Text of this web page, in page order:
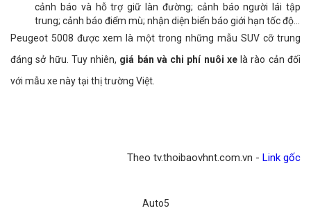
cảnh báo và hỗ trợ giữ làn đường; cảnh báo người lái tập
trung; cảnh báo điểm mù; nhận diện biển báo giới hạn tốc độ...
Peugeot 5008 được xem là một trong những mẫu SUV cỡ trung
đáng sở hữu. Tuy nhiên, giá bán và chi phí nuôi xelà rào cản đối
với mẫu xe này tại thị trường Việt.
Theo tv.thoibaovhnt.com.vn - Link gốc
Auto5